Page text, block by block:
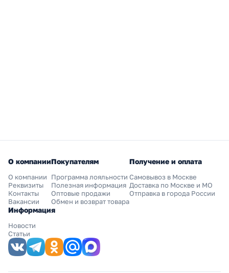
О компании
О компании
Реквизиты
Контакты
Вакансии
Покупателям
Программа лояльности
Полезная информация
Оптовые продажи
Обмен и возврат товара
Получение и оплата
Самовывоз в Москве
Доставка по Москве и МО
Отправка в города России
Информация
Новости
Статьи